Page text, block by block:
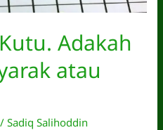
Adakah
atau
/Sadiq Salihoddin